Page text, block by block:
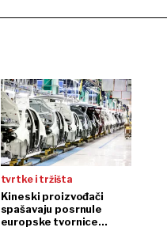
tvrtke i tržišta
Kineski proizvođači
spašavaju posrnule
europske tvornice